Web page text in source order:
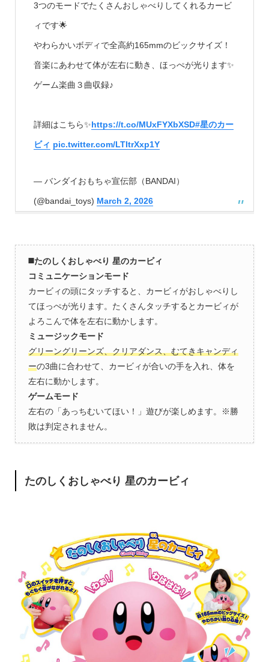
3つのモードでたくさんおしゃべりしてくれるカービ
ィです🌟
やわらかいボディで全高約165mmのビックサイズ！
音楽にあわせて体が左右に動き、ほっぺが光ります✨
ゲーム楽曲３曲収録♪
詳細はこちら✨https://t.co/MUxFYXbXSD#星のカー
ビィ pic.twitter.com/LTItrXxp1Y
— バンダイおもちゃ宣伝部（BANDAI）
(@bandai_toys) March 2, 2026
◼️たのしくおしゃべり 星のカービィ
コミュニケーションモード
カービィの頭にタッチすると、カービィがおしゃべりし
てほっぺが光ります。たくさんタッチするとカービィが
よろこんで体を左右に動かします。
ミュージックモード
グリーングリーンズ、クリアダンス、むてきキャンディ
ーの3曲に合わせて、カービィが合いの手を入れ、体を
左右に動かします。
ゲームモード
左右の「あっちむいてほい！」遊びが楽しめます。※勝
敗は判定されません。
たのしくおしゃべり 星のカービィ